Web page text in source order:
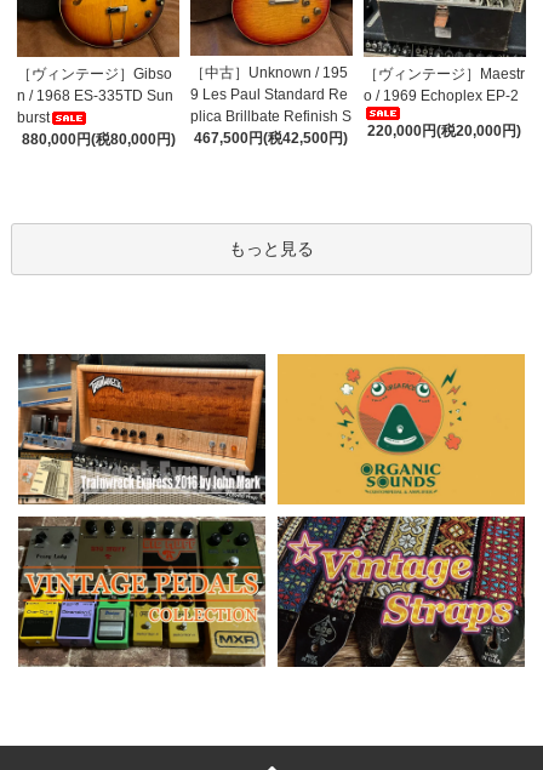
［ヴィンテージ］Gibso
n / 1968 ES-335TD Sun
burst
880,000円(税80,000円)
［中古］Unknown / 195
9 Les Paul Standard Re
plica Brillbate Refinish S
unburst Top
467,500円(税42,500円)
［ヴィンテージ］Maestr
o / 1969 Echoplex EP-2
220,000円(税20,000円)
もっと見る